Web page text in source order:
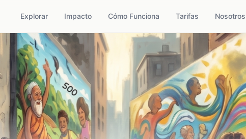
Explorar Impacto Cómo Funciona Tarifas Nosotros